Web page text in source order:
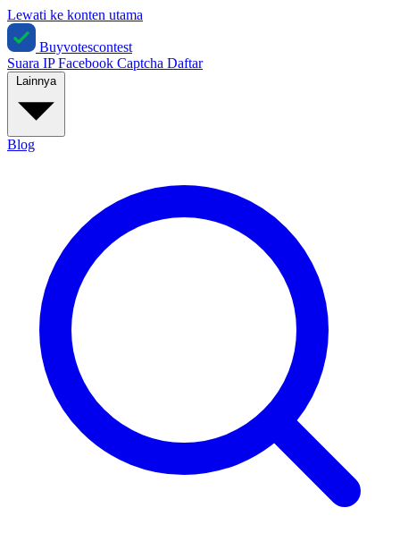
Lewati ke konten utama
Buyvotescontest
Suara IPFacebook Captcha Daftar
Lainnya
Blog